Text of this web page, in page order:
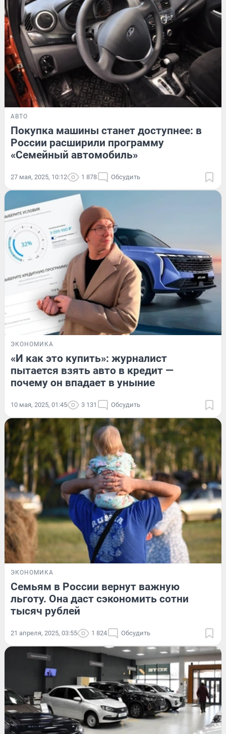
АВТО
Покупка машины станет доступнее: в
России расширили программу
«Семейный автомобиль»
27 мая, 2025, 10:12 1 878 Обсудить
ЭКОНОМИКА
«И как это купить»: журналист
пытается взять авто в кредит —
почему он впадает в уныние
10 мая, 2025, 01:45 3 131 Обсудить
ЭКОНОМИКА
Семьям в России вернут важную
льготу. Она даст сэкономить сотни
тысяч рублей
21 апреля, 2025, 03:55 1 824 Обсудить